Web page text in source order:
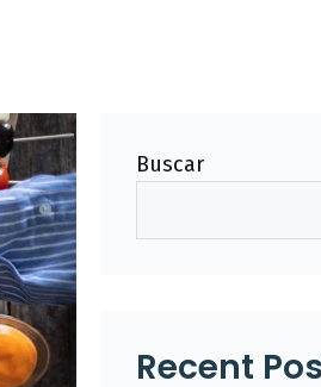
Buscar
Recent